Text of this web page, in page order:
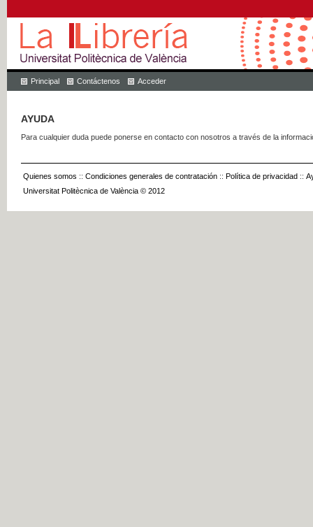
Principal Contáctenos Acceder
AYUDA
Para cualquier duda puede ponerse en contacto con nosotros a través de la
Quienes somos :: Condiciones generales de contratación :: Política de privacidad ::
Universitat Politècnica de València © 2012